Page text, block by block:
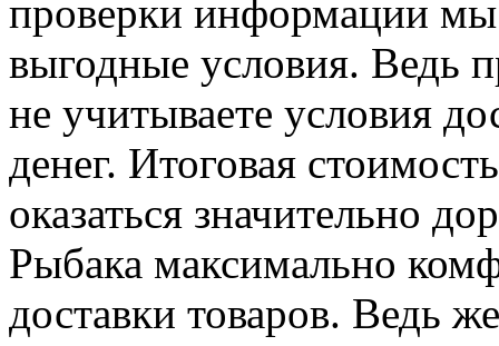
проверки информации
выгодные условия. Ведь
не учитываете условия
денег. Итоговая
оказаться значительно
Рыбака максимально
доставки товаров. Ведь